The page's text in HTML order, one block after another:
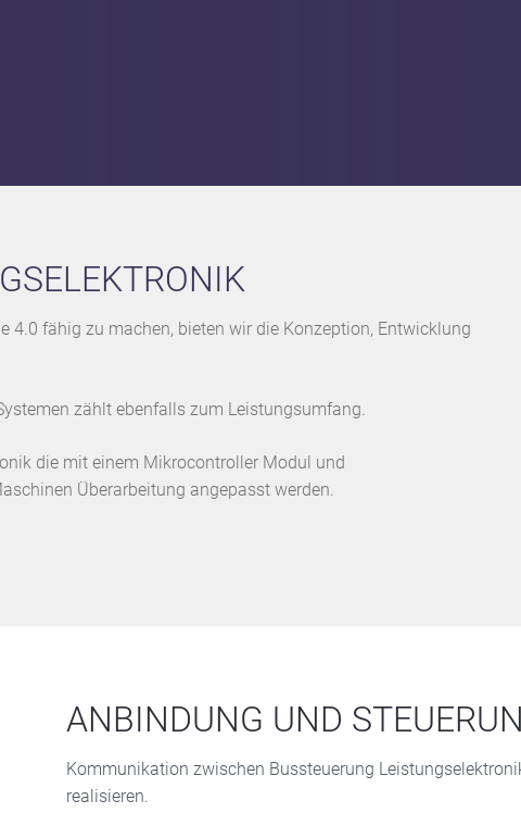
4.0 fähig zu machen, bieten wir die Konzeption, Entwicklung
zählt ebenfalls zum Leistungsumfang.
die mit einem Mikrocontroller Modul und
Überarbeitung angepasst werden.
ANBINDUNG UND
Kommunikation zwischen Bussteuerung
realisieren.